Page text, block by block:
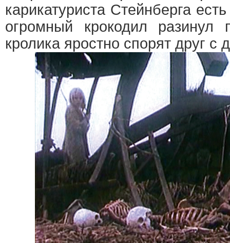
карикатуриста Стейнберга
огромный крокодил
кролика яростно спорят друг с